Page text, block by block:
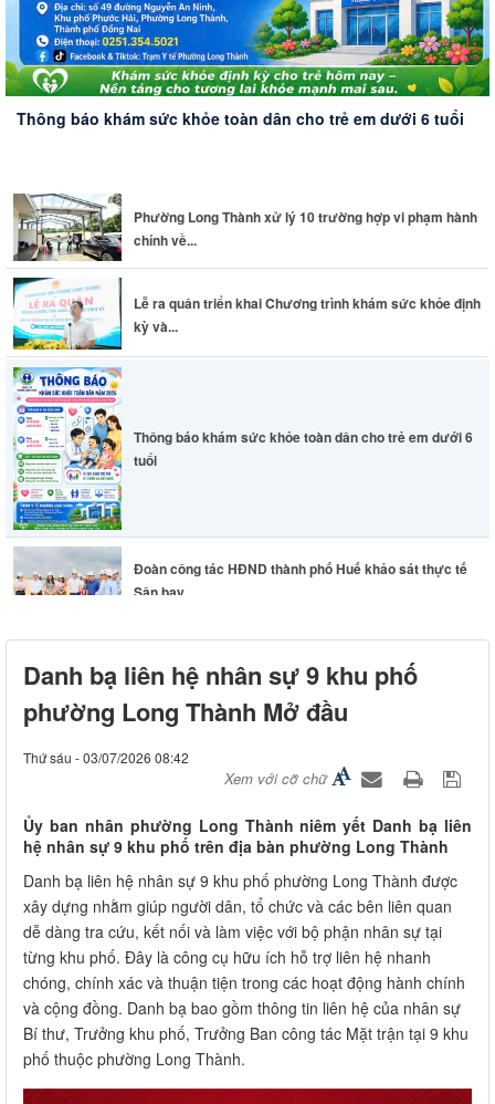
Thông báo khám sức khỏe toàn dân cho trẻ em dưới 6 tuổi
Phường Long Thành xử lý 10 trường hợp vi phạm hành
chính về...
Lễ ra quân triển khai Chương trình khám sức khỏe định
kỳ và...
Thông báo khám sức khỏe toàn dân cho trẻ em dưới 6
tuổi
Đoàn công tác HĐND thành phố Huế khảo sát thực tế
Sân bay...
Lãnh đạo phường Long Thành chỉ đạo khẩn trương
khắc phục hư...
Danh bạ liên hệ nhân sự 9 khu phố
phường Long Thành Mở đầu
Thứ sáu - 03/07/2026 08:42
Xem với cỡ chữ
Ủy ban nhân phường Long Thành niêm yết Danh bạ liên
hệ nhân sự 9 khu phố trên địa bàn phường Long Thành
Danh bạ liên hệ nhân sự 9 khu phố phường Long Thành được
xây dựng nhằm giúp người dân, tổ chức và các bên liên quan
dễ dàng tra cứu, kết nối và làm việc với bộ phận nhân sự tại
từng khu phố. Đây là công cụ hữu ích hỗ trợ liên hệ nhanh
chóng, chính xác và thuận tiện trong các hoạt động hành chính
và cộng đồng. Danh bạ bao gồm thông tin liên hệ của nhân sự
Bí thư, Trưởng khu phố, Trưởng Ban công tác Mặt trận tại 9 khu
phố thuộc phường Long Thành.